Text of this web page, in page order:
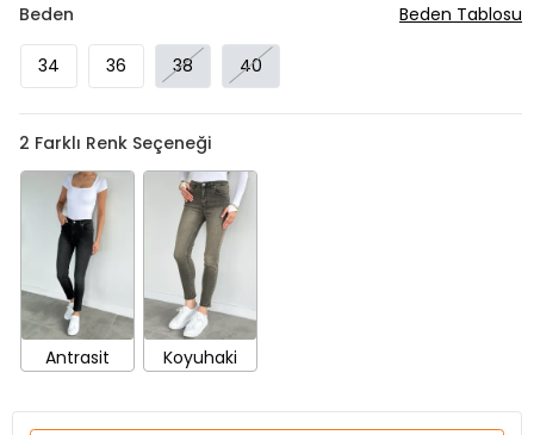
Beden
34 36 38 40
Beden Tablosu
2 Farklı Renk Seçeneği
Antrasit Koyuhaki